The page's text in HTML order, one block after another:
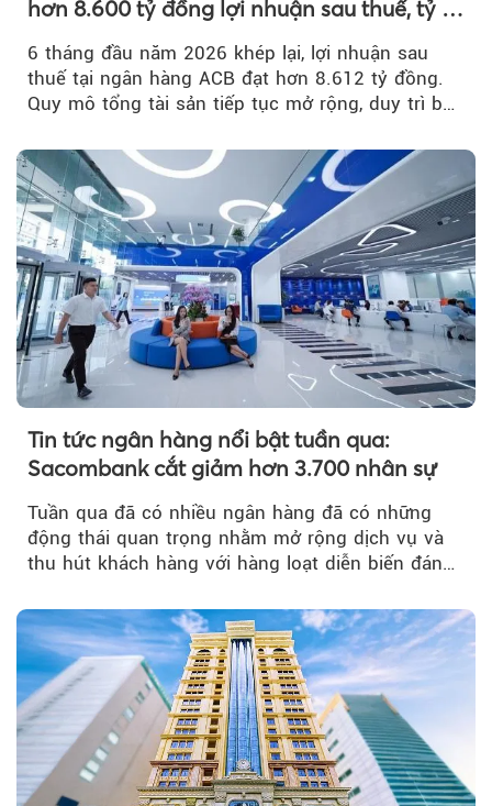
hơn 8.600 tỷ đồng lợi nhuận sau thuế, tỷ lệ
6 tháng đầu năm 2026 khép lại, lợi nhuận sau
thuế tại ngân hàng ACB đạt hơn 8.612 tỷ đồng.
Quy mô tổng tài sản tiếp tục mở rộng, duy trì bộ
Tin tức ngân hàng nổi bật tuần qua:
Sacombank cắt giảm hơn 3.700 nhân sự
Tuần qua đã có nhiều ngân hàng đã có những
động thái quan trọng nhằm mở rộng dịch vụ và
thu hút khách hàng với hàng loạt diễn biến đáng